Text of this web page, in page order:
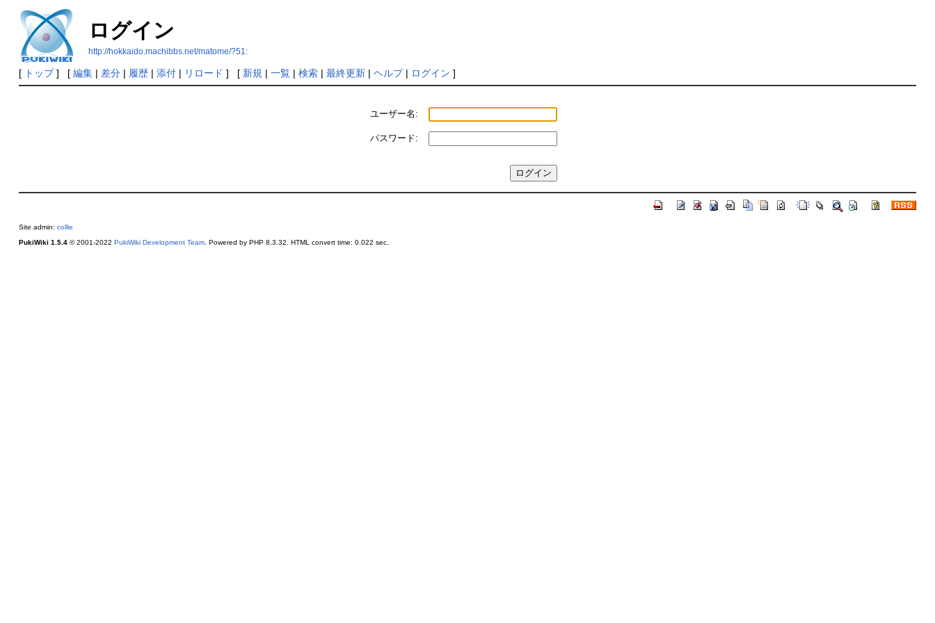
ログイン
http://hokkaido.machibbs.net/matome/?51:
[ トップ] [ 編集| 差分| 履歴| 添付| リロード ] [ 新規 | 一覧| 検索| 最終更新| ヘルプ| ログイン ]
ユーザー名:
パスワード:
Site admin: collie
PukiWiki 1.5.4© 2001-2022 PukiWiki Development Team. Powered by PHP 8.3.32. HTML convert time: 0.022 sec.